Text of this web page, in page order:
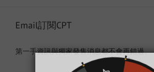
Email訂閱CPT
第一手資訊與獨家發售消息都不會再錯過。